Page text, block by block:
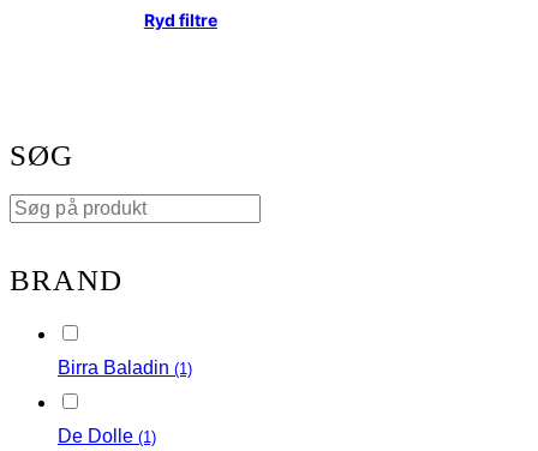
Ryd filtre
SØG
BRAND
Birra Baladin (1)
De Dolle (1)